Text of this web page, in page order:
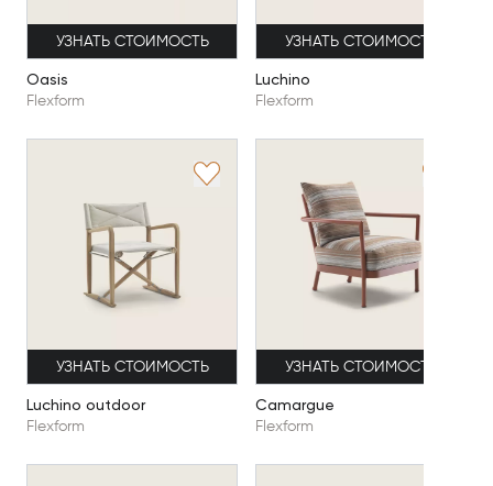
УЗНАТЬ СТОИМОСТЬ
Oasis
Flexform
УЗНАТЬ СТОИМОСТЬ
Luchino
Flexform
УЗНАТЬ СТОИМОСТЬ
Luchino outdoor
Flexform
УЗНАТЬ СТОИМОСТЬ
Camargue
Flexform